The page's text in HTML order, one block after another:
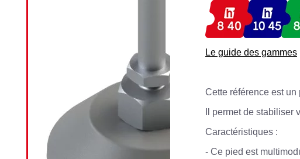
Le guide des gammes
Cette référence est
Il permet de
Caractéristiques :
- Ce pied est